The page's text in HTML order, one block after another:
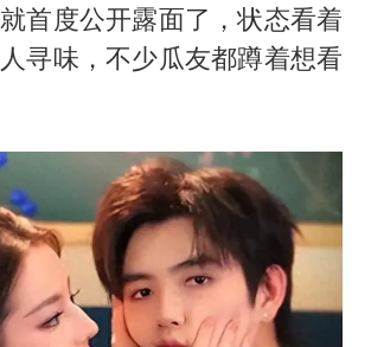
老挝国会主席赛宋蓬逝世
酒店回应车内过夜被收150元
乐享全民健身 共筑健康中国
就首度公开露面了，状态看着
寻味，不少瓜友都蹲着想看